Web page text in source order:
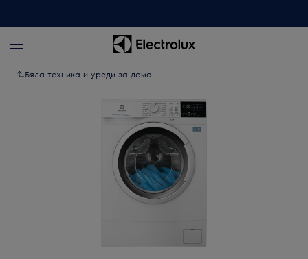
Бяла техника и уреди за дома